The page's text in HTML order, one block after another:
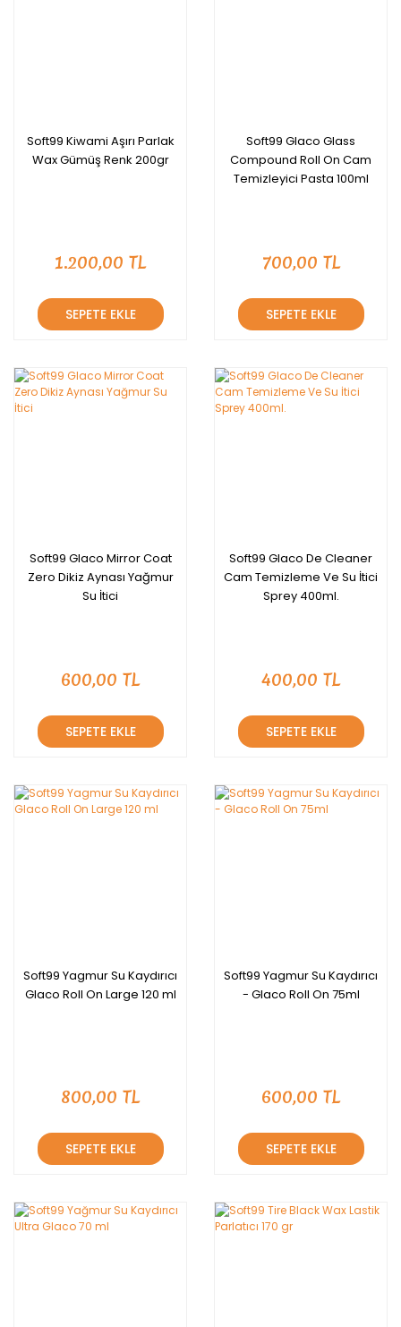
Soft99 Kiwami Aşırı Parlak
Wax Gümüş Renk 200gr
1.200,00 TL
SEPETE EKLE
Soft99 Glaco Glass
Compound Roll On Cam
Temizleyici Pasta 100ml
700,00 TL
SEPETE EKLE
Soft99 Glaco Mirror Coat
Zero Dikiz Aynası Yağmur
Su İtici
600,00 TL
SEPETE EKLE
Soft99 Glaco De Cleaner
Cam Temizleme Ve Su İtici
Sprey 400ml.
400,00 TL
SEPETE EKLE
Soft99 Yagmur Su Kaydırıcı
Glaco Roll On Large 120 ml
800,00 TL
SEPETE EKLE
Soft99 Yagmur Su Kaydırıcı
- Glaco Roll On 75ml
600,00 TL
SEPETE EKLE